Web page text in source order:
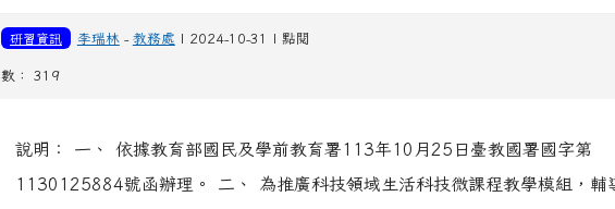
研習資訊 李瑞林- 教務處 | 2024-10-31 | 點閱
數： 319
說明： 一、 依據教育部國民及學前教育署113年10月25日臺教國署國字第
1130125884號函辦理。 二、 為推廣科技領域生活科技微課程教學模組，輔